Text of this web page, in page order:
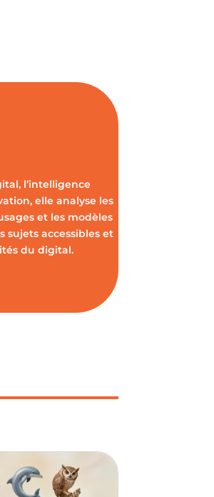
l’intelligence
elle analyse les
et les modèles
sujets accessibles et
du digital.